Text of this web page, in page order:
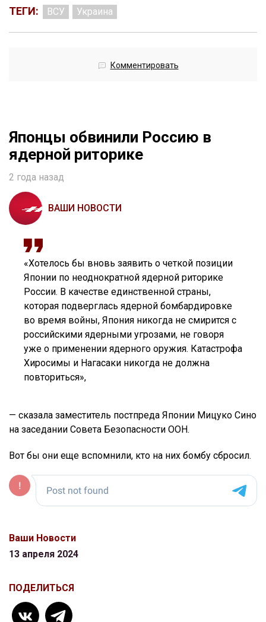
ТЕГИ: ВСУ Украина
Комментировать
Японцы обвинили Россию в
ядерной риторике
2 года назад
ВАШИ НОВОСТИ
«Хотелось бы вновь заявить о четкой позиции
Японии по неоднократной ядерной риторике
России. В качестве единственной страны,
которая подверглась ядерной бомбардировке
во время войны, Япония никогда не смирится с
российскими ядерными угрозами, не говоря
уже о применении ядерного оружия. Катастрофа
Хиросимы и Нагасаки никогда не должна
повториться»,
— сказала заместитель постпреда Японии Мицуко Сино
на заседании Совета Безопасности ООН.
Вот бы они еще вспомнили, кто на них бомбу сбросил.
Ваши Новости
13 апреля 2024
ПОДЕЛИТЬСЯ